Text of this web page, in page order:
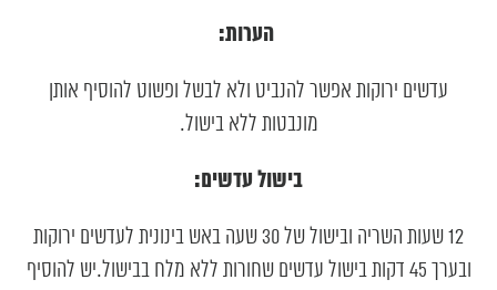
הערות:
עדשים ירוקות אפשר להנביט ולא לבשל ופשוט להוסיף אותן
מונבטות ללא בישול.
בישול עדשים:
12 שעות השריה ובישול של 30 שעה באש בינונית לעדשים ירוקות
ובערך 45 דקות בישול עדשים שחורות ללא מלח בבישול.יש להוסיף